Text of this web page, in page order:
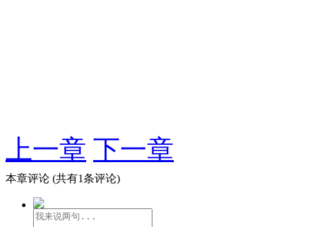
上一章 下一章
本章评论 (共有1条评论)